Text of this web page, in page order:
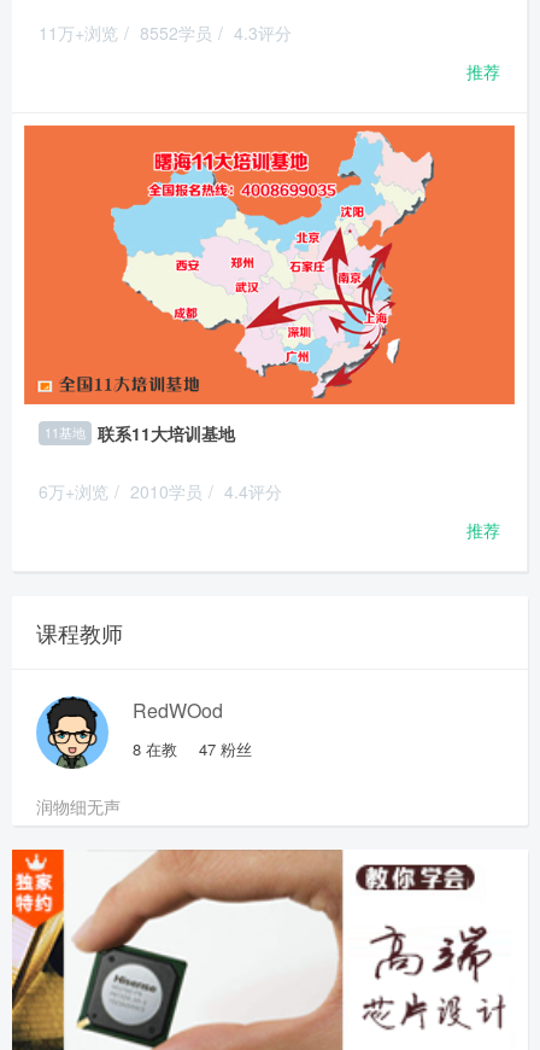
11万+浏览 / 8552学员 / 4.3评分
推荐
11基地 联系11大培训基地
6万+浏览 / 2010学员 / 4.4评分
推荐
课程教师
RedWOod
8 在教 47 粉丝
润物细无声